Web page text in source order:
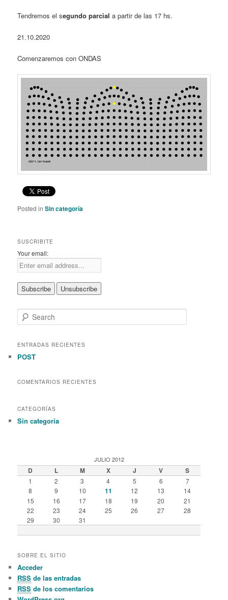
Tendremos el segundo parcial a partir de las 17 hs.
21.10.2020
Comenzaremos con ONDAS
Posted in Sin categoría
SUSCRIBITE
Your email:
e
r
h
ENTRADAS RECIENTES
POST
COMENTARIOS RECIENTES
CATEGORÍAS
Sin categoría
JULIO 2012
D L M X J V S
1 2 3 4 5 6
7
8
9 10 11 12 13
14
15
16 17 18 19 20
21
22
23 24 25 26 27
28
29
30 31
SOBRE EL SITIO
Acceder
RSS de las entradas
RSS de los comentarios